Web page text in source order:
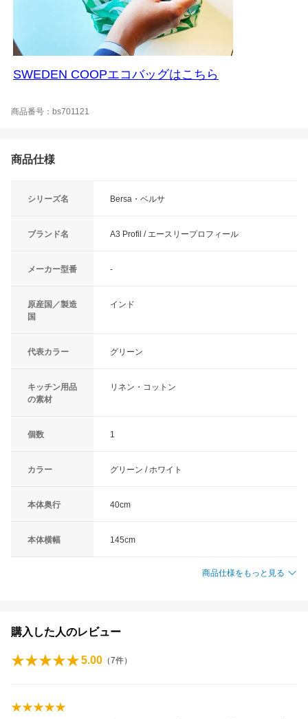
SWEDEN COOPエコバッグはこちら
商品番号：bs701121
商品仕様
シリーズ名 Bersa・ベルサ
ブランド名 A3 Profil / エースリープロフィール
メーカー型番 -
原産国／製造
国
インド
代表カラー グリーン
キッチン用品
の素材
リネン・コットン
個数 1
カラー グリーン / ホワイト
本体奥行 40cm
本体横幅 145cm
商品仕様をもっと見る
購入した人のレビュー
5.00 （7件）